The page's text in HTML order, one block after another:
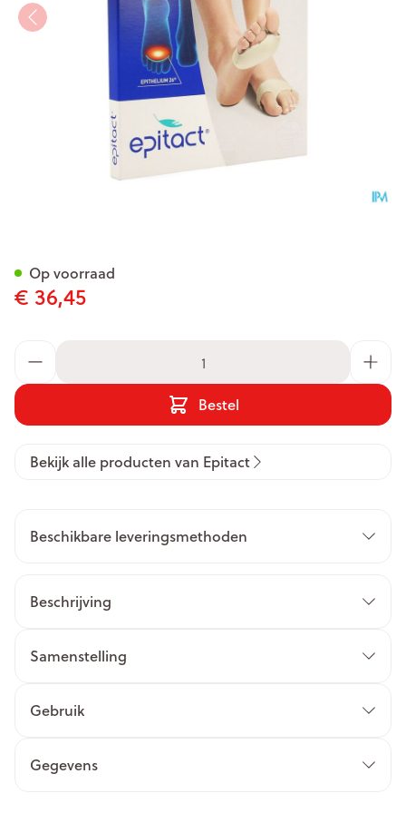
€ 36,45
Bestel
Op voorraad
Bekijk alle producten van Epitact
Beschikbare leveringsmethoden
Beschrijving
Samenstelling
Gebruik
Gegevens